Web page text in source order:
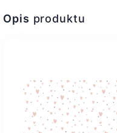
Opis produktu